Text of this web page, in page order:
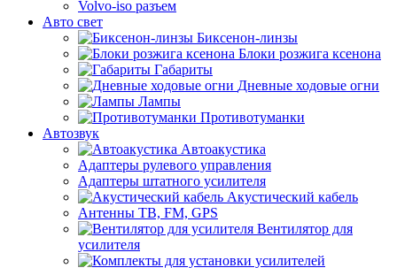
Volvo-iso разъем
Авто свет
Биксенон-линзы
Блоки розжига ксенона
Габариты
Дневные ходовые огни
Лампы
Противотуманки
Автозвук
Автоакустика
Адаптеры рулевого управления
Адаптеры штатного усилителя
Акустический кабель
Антенны ТВ, FM, GPS
Вентилятор для
усилителя